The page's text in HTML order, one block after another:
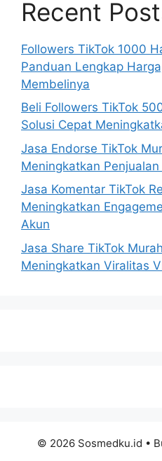
Recent
Followers TikTok 1000
Panduan Lengkap
Membelinya
Beli Followers TikTok
Solusi Cepat
Jasa Endorse TikTok
Meningkatkan
Jasa Komentar TikTok
Meningkatkan
Akun
Jasa Share TikTok
Meningkatkan Viralitas
© 2026 Sosmedku.id •